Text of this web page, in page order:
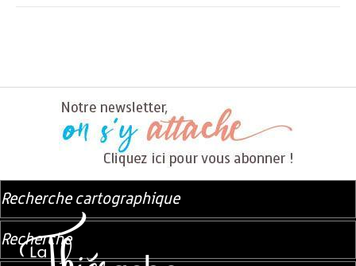
Recherche cartographique
Recherche